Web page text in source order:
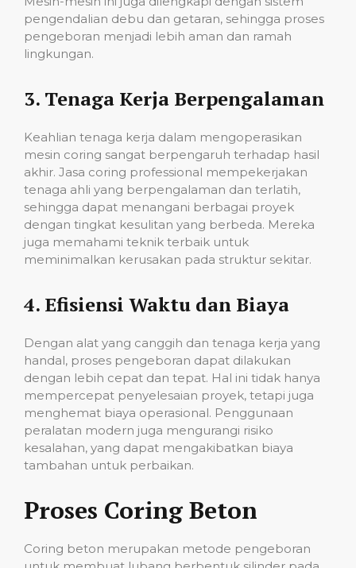
pengendalian debu dan getaran, sehingga proses
pengeboran menjadi lebih aman dan ramah
lingkungan.
3. Tenaga Kerja Berpengalaman
Keahlian tenaga kerja dalam mengoperasikan
mesin coring sangat berpengaruh terhadap hasil
akhir. Jasa coring professional mempekerjakan
tenaga ahli yang berpengalaman dan terlatih,
sehingga dapat menangani berbagai proyek
dengan tingkat kesulitan yang berbeda. Mereka
juga memahami teknik terbaik untuk
meminimalkan kerusakan pada struktur sekitar.
4. Efisiensi Waktu dan Biaya
Dengan alat yang canggih dan tenaga kerja yang
handal, proses pengeboran dapat dilakukan
dengan lebih cepat dan tepat. Hal ini tidak hanya
mempercepat penyelesaian proyek, tetapi juga
menghemat biaya operasional. Penggunaan
peralatan modern juga mengurangi risiko
kesalahan, yang dapat mengakibatkan biaya
tambahan untuk perbaikan.
Proses Coring Beton
Coring beton merupakan metode pengeboran